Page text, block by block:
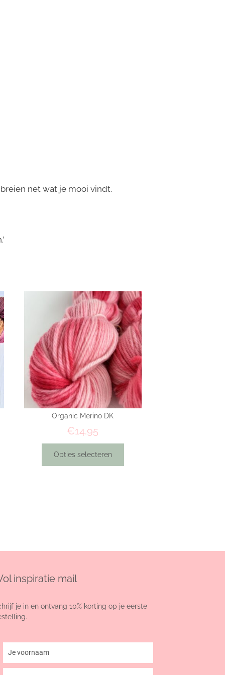
net wat je mooi vindt.
Organic Merino DK
€14.95
Opties selecteren
inspiratie mail
je in en ontvang 10% korting op je eerste